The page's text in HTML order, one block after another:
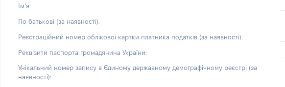
Імʼя:
По батькові (за наявності):
Реєстраційний номер облікової картки платника податків (за наявності):
Реквізити паспорта громадянина України:
Унікальний номер запису в Єдиному державному демографічному реєстрі (за
наявності):